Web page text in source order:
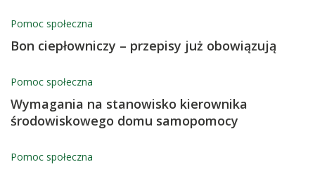
Pomoc społeczna
Bon ciepłowniczy – przepisy już obowiązują
Pomoc społeczna
Wymagania na stanowisko kierownika
środowiskowego domu samopomocy
Pomoc społeczna